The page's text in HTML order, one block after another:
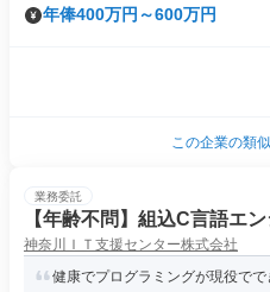
年俸400万円～600万円
この企業の類
業務委託
【年齢不問】組込C言語エ
神奈川ＩＴ支援センター株式会社
健康でプログラミングが現役で